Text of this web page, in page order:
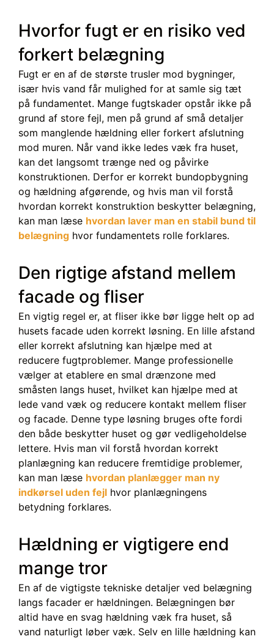
Hvorfor fugt er en risiko ved
forkert belægning
Fugt er en af de største trusler mod bygninger,
især hvis vand får mulighed for at samle sig tæt
på fundamentet. Mange fugtskader opstår ikke på
grund af store fejl, men på grund af små detaljer
som manglende hældning eller forkert afslutning
mod muren. Når vand ikke ledes væk fra huset,
kan det langsomt trænge ned og påvirke
konstruktionen. Derfor er korrekt bundopbygning
og hældning afgørende, og hvis man vil forstå
hvordan korrekt konstruktion beskytter belægning,
kan man læse hvordan laver man en stabil bund til
belægning hvor fundamentets rolle forklares.
Den rigtige afstand mellem
facade og fliser
En vigtig regel er, at fliser ikke bør ligge helt op ad
husets facade uden korrekt løsning. En lille afstand
eller korrekt afslutning kan hjælpe med at
reducere fugtproblemer. Mange professionelle
vælger at etablere en smal drænzone med
småsten langs huset, hvilket kan hjælpe med at
lede vand væk og reducere kontakt mellem fliser
og facade. Denne type løsning bruges ofte fordi
den både beskytter huset og gør vedligeholdelse
lettere. Hvis man vil forstå hvordan korrekt
planlægning kan reducere fremtidige problemer,
kan man læse hvordan planlægger man ny
indkørsel uden fejl hvor planlægningens
betydning forklares.
Hældning er vigtigere end
mange tror
En af de vigtigste tekniske detaljer ved belægning
langs facader er hældningen. Belægningen bør
altid have en svag hældning væk fra huset, så
vand naturligt løber væk. Selv en lille hældning kan